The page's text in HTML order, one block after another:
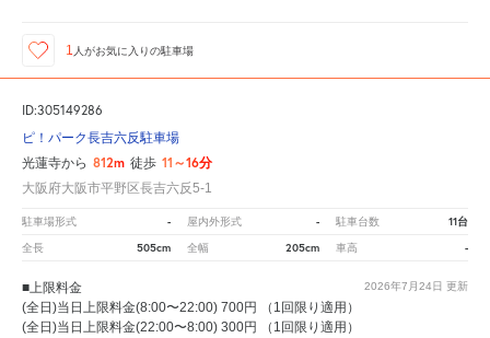
1 人がお気に入りの駐車場
ID:305149286
ピ！パーク長吉六反駐車場
光蓮寺から 812m 徒歩 11～16分
大阪府大阪市平野区長吉六反5-1
駐車場形式 - 屋内外形式 - 駐車台数 11台
全長 505cm 全幅 205cm 車高 -
2026年7月24日 更新
■上限料金
(全日)当日上限料金(8:00〜22:00) 700円 （1回限り適用）
(全日)当日上限料金(22:00〜8:00) 300円 （1回限り適用）